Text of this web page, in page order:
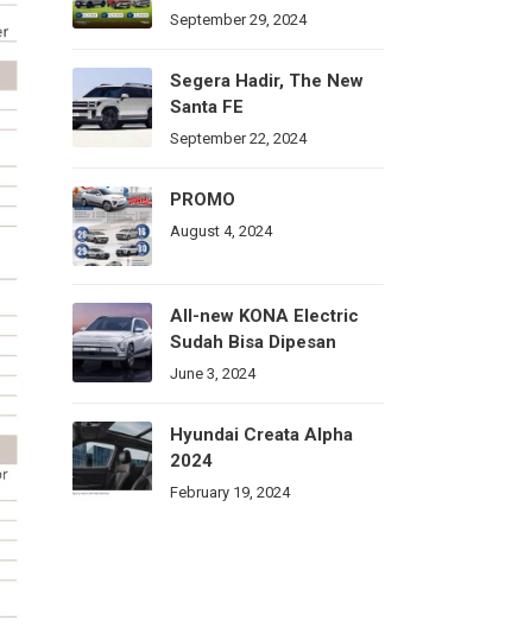
September 29, 2024
Segera Hadir, The New
Santa FE
September 22, 2024
PROMO
August 4, 2024
All-new KONA Electric
Sudah Bisa Dipesan
June 3, 2024
Hyundai Creata Alpha
2024
February 19, 2024